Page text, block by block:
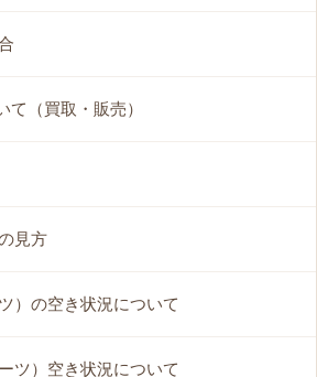
て（買取・販売）
見方
）の空き状況について
ツ）空き状況について